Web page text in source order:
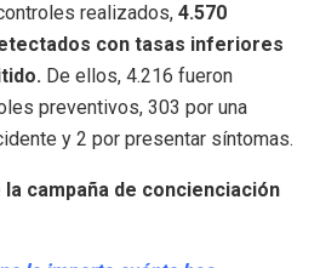
realizados, 4.570
con tasas inferiores
De ellos, 4.216 fueron
preventivos, 303 por una
y 2 por presentar síntomas.
la campaña de concienciación